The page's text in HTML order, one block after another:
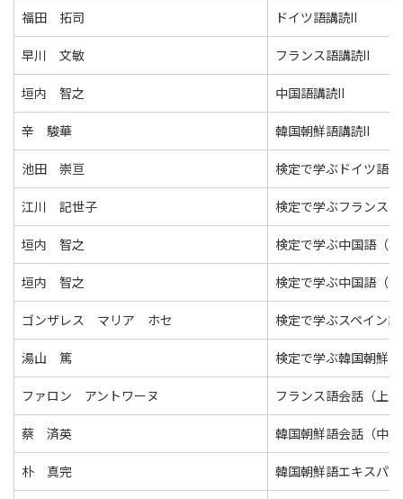
福田 拓司 ドイツ語講読Ⅱ
早川 文敏 フランス語講読Ⅱ
垣内 智之 中国語講読Ⅱ
辛 駿華 韓国朝鮮語講読Ⅱ
池田 崇亘 検定で学ぶドイツ語
江川 記世子 検定で学ぶフランス
垣内 智之 検定で学ぶ中国語（
垣内 智之 検定で学ぶ中国語（
ゴンザレス マリア ホセ 検定で学ぶスペイン
湯山 篤 検定で学ぶ韓国朝鮮
ファロン アントワーヌ フランス語会話（上
蔡 済英 韓国朝鮮語会話（中
朴 真完 韓国朝鮮語エキスパ